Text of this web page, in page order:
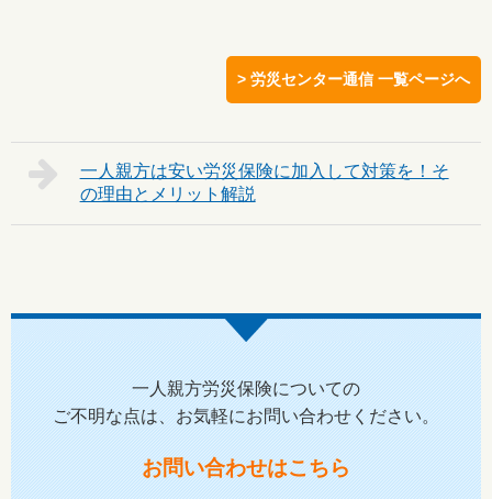
> 労災センター通信 一覧ページへ
一人親方は安い労災保険に加入して対策を！そ
の理由とメリット解説
一人親方労災保険についての
ご不明な点は、お気軽にお問い合わせください。
お問い合わせはこちら